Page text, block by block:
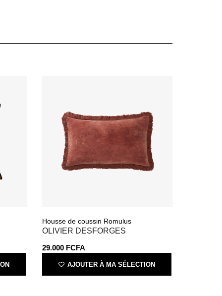
Housse de coussin Romulus
OLIVIER DESFORGES
29.000 FCFA
AJOUTER À MA SÉLECTION